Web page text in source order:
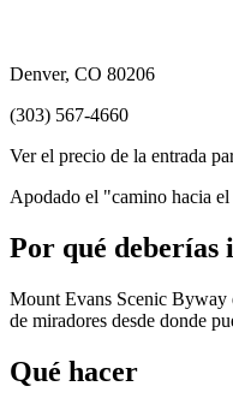
Denver, CO 80206
(303) 567-4660
Ver el precio de la entrada
Apodado el "camino hacia
Por qué deberías
Mount Evans Scenic Byway
de miradores desde donde
Qué hacer